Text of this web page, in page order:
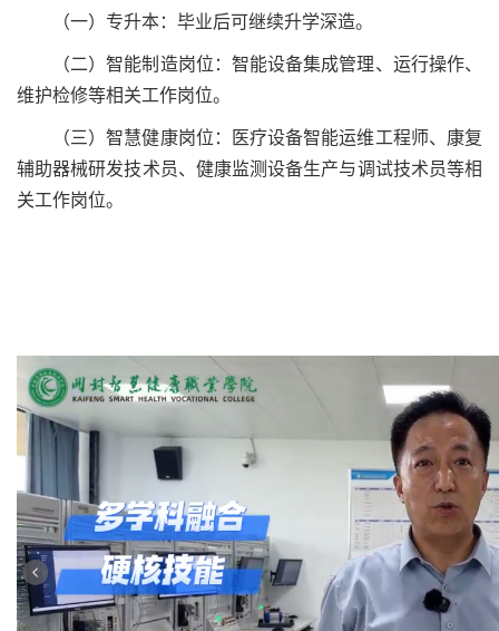
（一）专升本：毕业后可继续升学深造。
（二）智能制造岗位：智能设备集成管理、运行操作、
维护检修等相关工作岗位。
（三）智慧健康岗位：医疗设备智能运维工程师、康复
辅助器械研发技术员、健康监测设备生产与调试技术员等相
关工作岗位。